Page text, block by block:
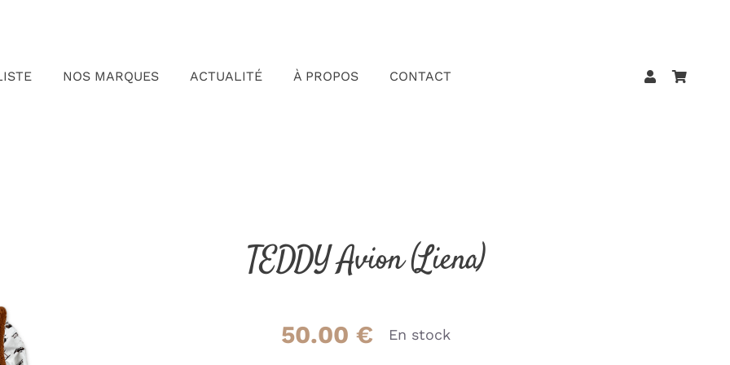
NOS MARQUES ACTUALITÉ À PROPOS CONTACT
TEDDY Avion (Liena)
50.00 € En stock